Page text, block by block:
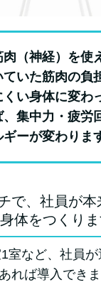
（神経）を使
いた筋肉の負
い身体に変わ
集中力・疲労
ーが変わりま
で、社員が
体をつくりま
室など、社員
れば導入できま